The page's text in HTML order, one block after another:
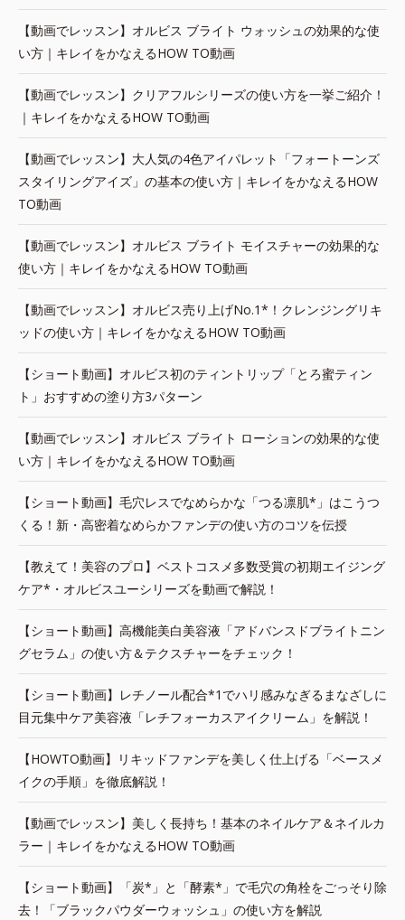
【動画でレッスン】オルビス ブライト ウォッシュの効果的な使
い方｜キレイをかなえるHOW TO動画
【動画でレッスン】クリアフルシリーズの使い方を一挙ご紹介！
｜キレイをかなえるHOW TO動画
【動画でレッスン】大人気の4色アイパレット「フォートーンズ
スタイリングアイズ」の基本の使い方｜キレイをかなえるHOW
TO動画
【動画でレッスン】オルビス ブライト モイスチャーの効果的な
使い方｜キレイをかなえるHOW TO動画
【動画でレッスン】オルビス売り上げNo.1*！クレンジングリキ
ッドの使い方｜キレイをかなえるHOW TO動画
【ショート動画】オルビス初のティントリップ「とろ蜜ティン
ト」おすすめの塗り方3パターン
【動画でレッスン】オルビス ブライト ローションの効果的な使
い方｜キレイをかなえるHOW TO動画
【ショート動画】毛穴レスでなめらかな「つる凛肌*」はこうつ
くる！新・高密着なめらかファンデの使い方のコツを伝授
【教えて！美容のプロ】ベストコスメ多数受賞の初期エイジング
ケア*・オルビスユーシリーズを動画で解説！
【ショート動画】高機能美白美容液「アドバンスドブライトニン
グセラム」の使い方＆テクスチャーをチェック！
【ショート動画】レチノール配合*1でハリ感みなぎるまなざしに
目元集中ケア美容液「レチフォーカスアイクリーム」を解説！
【HOWTO動画】リキッドファンデを美しく仕上げる「ベースメ
イクの手順」を徹底解説！
【動画でレッスン】美しく長持ち！基本のネイルケア＆ネイルカ
ラー｜キレイをかなえるHOW TO動画
【ショート動画】「炭*」と「酵素*」で毛穴の角栓をごっそり除
去！「ブラックパウダーウォッシュ」の使い方を解説